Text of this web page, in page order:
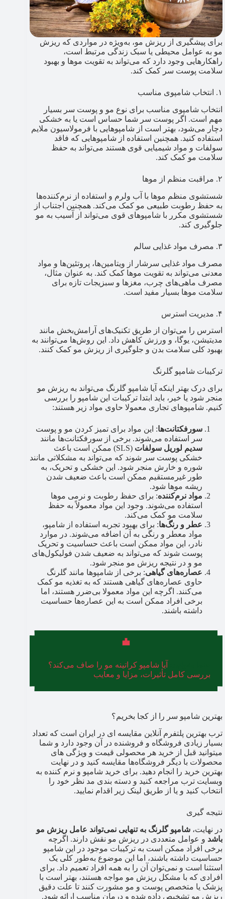
برای پیشگیری از ریزش مو، به‌ویژه در مواردی که ریزش
مو به عوامل محیطی یا سبک زندگی مرتبط است،
راهکارهایی وجود دارد که می‌تواند به تقویت موها و بهبود
سلامت پوست سر کمک کند.
۱. انتخاب شامپوی مناسب
انتخاب شامپوی مناسب برای نوع مو و پوست سر بسیار
مهم است. اگر پوست سر شما حساس است یا به خشکی
دچار می‌شود، بهتر است از شامپوهایی با فرمولاسیون ملایم
استفاده کنید. همچنین استفاده از شامپوهایی که فاقد
سولفات و مواد شیمیایی قوی هستند می‌تواند به حفظ
سلامت مو کمک کند.
۲. مراقبت منظم از موها
شستشوی منظم موها با آب ولرم و استفاده از نرم‌کننده‌ها
به حفظ رطوبت طبیعی مو کمک می‌کند. همچنین اجتناب از
شستشوی مکرر با شامپوهای قوی می‌تواند از آسیب به مو
جلوگیری کند.
۳. مصرف مواد غذایی سالم
مصرف مواد غذایی سرشار از ویتامین‌ها، پروتئین‌ها و مواد
معدنی می‌تواند به تقویت موها کمک کند. به عنوان مثال،
مصرف ماهی‌های چرب، مغزها و سبزیجات تازه برای
سلامت موها بسیار مفید است.
۴. مدیریت استرس
استرس را می‌توان از طریق تکنیک‌های آرامش‌بخش مانند
مدیتیشن، یوگا، و ورزش کاهش داد. این روش‌ها می‌توانند به
بهبود کلی سلامت بدن و جلوگیری از ریزش مو کمک کنند.
ترکیبات شامپو گلرنگ
برای درک بهتر اینکه آیا شامپو گلرنگ می‌تواند به ریزش مو
منجر شود یا خیر، باید ابتدا ترکیبات این شامپو را بررسی
کنیم. شامپوهای تجاری معمولا حاوی مواد زیر هستند:
سورفکتانت‌ها: این مواد برای تمیز کردن مو و پوست
سر استفاده می‌شوند. برخی از سورفکتانت‌ها مانند
سدیم لوریل سولفات
(SLS) ممکن است باعث
خشکی پوست سر شوند که می‌تواند به مشکلاتی مانند
شوره و خارش منجر شود. این خشکی و تحریک، به
طور غیرمستقیم ممکن است باعث ضعیف شدن
ریشه موها شود.
مواد نرم‌کننده: برای حفظ رطوبت و نرمی موها
استفاده می‌شوند. وجود این مواد معمولاً به حفظ
سلامت مو کمک می‌کند.
عطر و رنگ‌ها: برای بهبود تجربه استفاده از شامپو،
مواد معطر و رنگی به آن اضافه می‌شوند. در موارد
نادر، این مواد ممکن است باعث حساسیت و تحریک
پوست شوند که می‌تواند به ضعیف شدن فولیکول‌های
مو و در نتیجه ریزش مو منجر شود.
عصاره‌های گیاهی: برخی از شامپوها مانند گلرنگ
حاوی عصاره‌های گیاهی هستند که به تغذیه مو کمک
می‌کنند. اگرچه این مواد معمولا بی‌ضرر هستند، اما
برخی افراد ممکن است به این عصاره‌ها حساسیت
داشته باشند.
آیا شامپو کراتینه مو را صاف می‌کند؟
بررسی کامل تأثیرات، مزایا و معایب
بهترین شامپو سر را از کجا بخریم؟
ترب بهترین پلتفرم آنلاین مقایسه ای در ایران است که تعداد
بسیار زیادی فروشگاه و فروشنده در آن وجود دارد و شما
میتوانید قبل از خرید هر محصولی قیمت و ویژگی های
محصولات با دیگر فروشگاه‌ها مقایسه کنید و در نهایت
بهترین خرید را انجام دهید. برای خرید شامپو و نرم کننده به
وبسایت ترب مراجعه کنید و دسته بندی مد نظر خود را
انتخاب کنید و یا از طریق لینک زیر اقدام نمایید.
نتیجه گیری
در نهایت، شامپو گلرنگ به تنهایی نمی‌تواند عامل ریزش مو
باشد و عوامل متعددی در ریزش مو نقش دارند. اگرچه
برخی افراد ممکن است به ترکیبات موجود در این شامپو
حساسیت داشته باشند، اما این موضوع به‌طور کلی یک
استثنا است و نمی‌توان آن را به همه افراد تعمیم داد. برای
افرادی که با مشکل ریزش مو مواجه هستند، بهتر است با
پزشک یا متخصص پوست و مو مشورت کنند تا علت دقیق
ریزش مو تشخیص داده شده و درمان مناسب ارائه شود.